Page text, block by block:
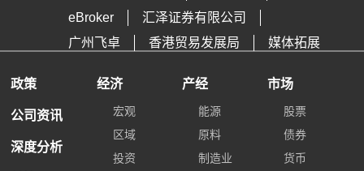
eBroker
汇泽证券有限公司
广州飞卓
香港贸易发展局 媒体拓展
政策
公司资讯
深度分析
经济
宏观
区域
投资
产经
能源
原料
制造业
市场
股票
债券
货币